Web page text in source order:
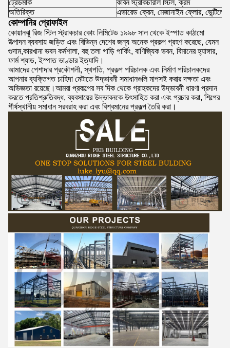
ট্রেডমার্ক
কার্বন স্ট্রাকচারাল স্টিল, ক্রম
অতিরিক্ত
এভারেড ক্রেন, মেজানাইন ফ্লোর,
কোম্পানির প্রোফাইল
কোয়ানঝু রিজ স্টিল স্ট্রাকচার কোং লিমিটেড ১৯৯৮ সাল থেকে ইস্পাত কাঠামো
উত্পাদন ব্যবসায় জড়িত এবং বিভিন্ন দেশের জন্য অনেক প্রকল্প গ্রহণ করেছে, যেমন
গুদাম,কারখানা ভবন কর্মশালা, বহু তলা গাড়ি পার্কিং, বাণিজ্যিক ভবন, বিমানের হ্যাঙ্গার,
ফার্ম শ্যাড, ইস্পাত ভাণ্ডার ইত্যাদি।
আমাদের পেশাদার প্রকৌশলী, স্থপতি, প্রকল্প পরিচালক এবং নির্মাণ পরিচালকদের
আপনার ব্যক্তিগত চাহিদা মেটাতে উদ্ভাবনী সমাধানগুলি মাপসই করার দক্ষতা এবং
অভিজ্ঞতা রয়েছে।আমরা প্রকল্পের সব দিক থেকে গ্রাহকদের উদ্ভাবনী ধারণা প্রদান
করতে প্রতিশ্রুতিবদ্ধ, ব্যবসায়ের উদ্ভাবনকে উৎসাহিত করা এবং প্রচার করা, শিল্পের
শীর্ষস্থানীয় সমাধান সরবরাহ করা এবং বিশ্বমানের প্রকল্প তৈরি করা।